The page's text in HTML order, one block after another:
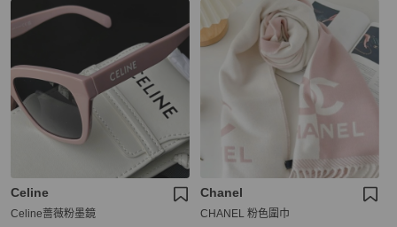
Celine
Celine蔷薇粉墨鏡
Chanel
CHANEL 粉色圍巾